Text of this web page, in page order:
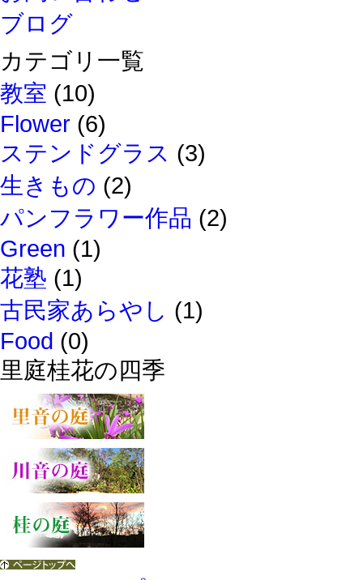
ブログ
カテゴリ一覧
教室 (10)
Flower (6)
ステンドグラス (3)
生きもの (2)
パンフラワー作品 (2)
Green (1)
花塾 (1)
古民家あらやし (1)
Food (0)
里庭桂花の四季